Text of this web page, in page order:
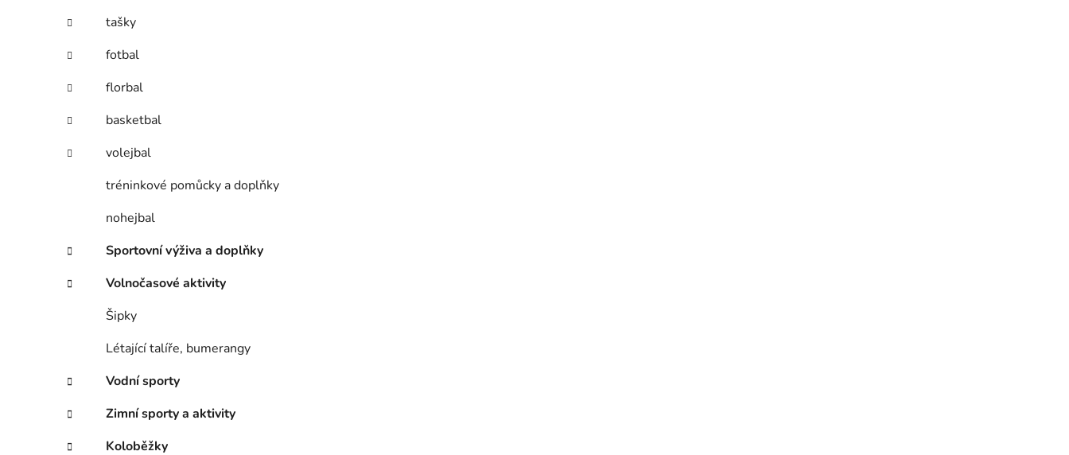
tašky
fotbal
florbal
basketbal
volejbal
tréninkové pomůcky a doplňky
nohejbal
Sportovní výživa a doplňky
Volnočasové aktivity
Šipky
Létající talíře, bumerangy
Vodní sporty
Zimní sporty a aktivity
Koloběžky